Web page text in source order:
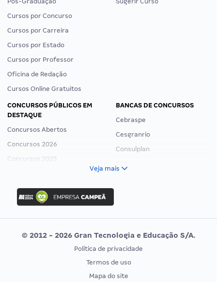
Cursos por Concurso
Cursos por Carreira
Cursos por Estado
Cursos por Professor
Oficina de Redação
Cursos Online Gratuitos
CONCURSOS PÚBLICOS EM
DESTAQUE
Concursos Abertos
Concursos 2026
Concursos 2025
Concurso Ibama
Concurso MPU
Editais publicados
BANCAS DE CONCURSOS
Cebraspe
Cesgranrio
Consulplan
Vunesp
CONCURSOS POR PROFISSÃO
EXAME DE ORDEM
Veja mais
© 2012 - 2026 Gran Tecnologia e Educação S/A.
Política de privacidade
Termos de uso
Mapa do site